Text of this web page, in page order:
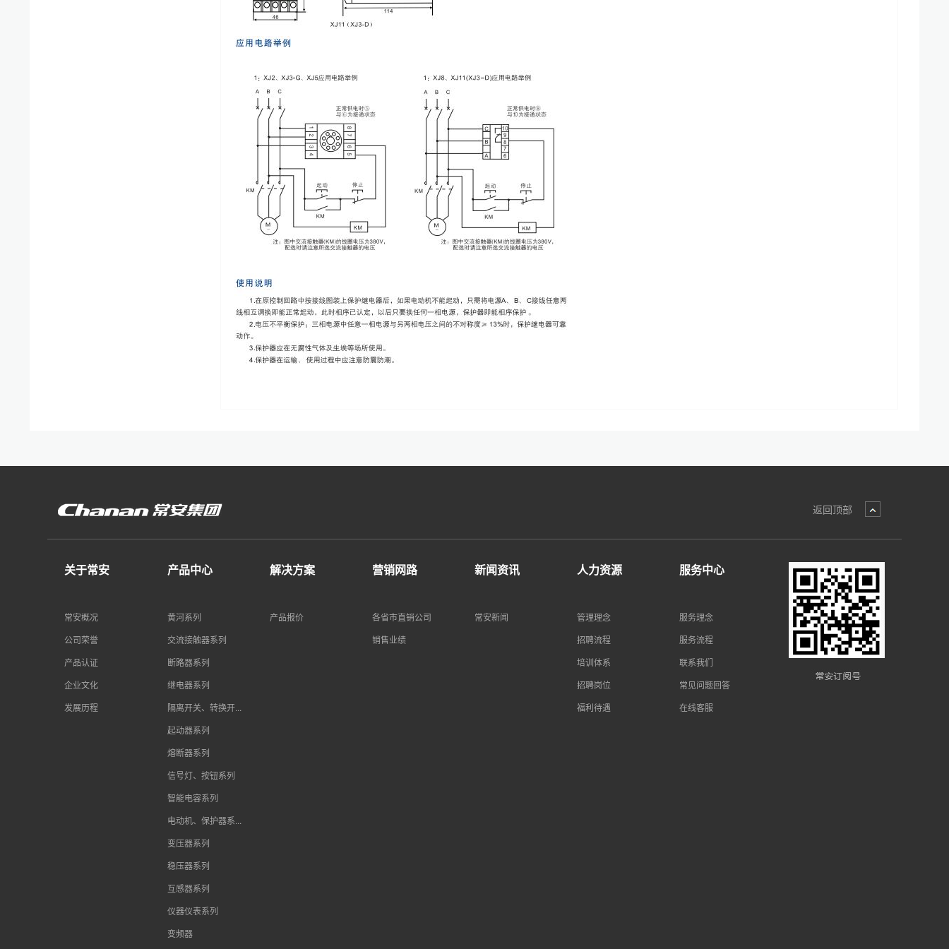
返回顶部
关于常安
常安概况
公司荣誉
产品认证
企业文化
发展历程
产品中心
黄河系列
交流接触器系列
断路器系列
继电器系列
隔离开关、转换开...
起动器系列
熔断器系列
信号灯、按钮系列
智能电容系列
电动机、保护器系...
变压器系列
稳压器系列
互感器系列
仪器仪表系列
变频器
解决方案
产品报价
营销网路
各省市直销公司
销售业绩
新闻资讯
常安新闻
人力资源
管理理念
招聘流程
培训体系
招聘岗位
福利待遇
服务中心
服务理念
服务流程
联系我们
常见问题回答
在线客服